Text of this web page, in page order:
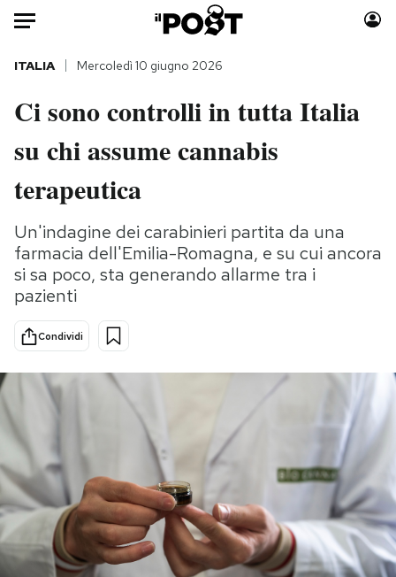
Auto
HOME
Italia
Politica
Tecnologia
Internet
Scienza
Cultura
Economia
Sport
Moda
Storie/Idee
Ok Boomer!
Media
NEWSLETTER
I MIEI PREFERITI
ITALIA Mercoledì 10 giugno 2026
Ci sono controlli in tutta Italia
su chi assume cannabis
terapeutica
Un'indagine dei carabinieri partita da una
farmacia dell'Emilia-Romagna, e su cui ancora
si sa poco, sta generando allarme tra i
pazienti
Condividi